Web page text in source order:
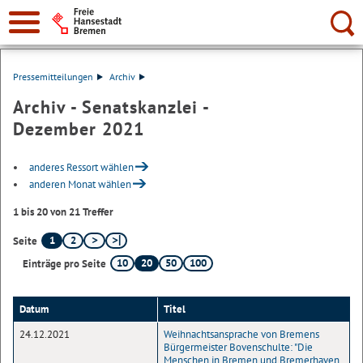
Suche:
Pressemitteilungen Archiv
Archiv - Senatskanzlei -
Dezember 2021
anderes Ressort wählen
anderen Monat wählen
1 bis 20 von 21 Treffer
Seite 1
2
Einträge pro Seite
10 20 50 100
Datum
Titel
24.12.2021
Weihnachtsansprache von Bremens
Bürgermeister Bovenschulte: "Die
Menschen in Bremen und Bremerhaven